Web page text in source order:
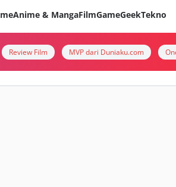
Anime & MangaFilmGameGeekTekno
Review Film MVP dari Duniaku.com